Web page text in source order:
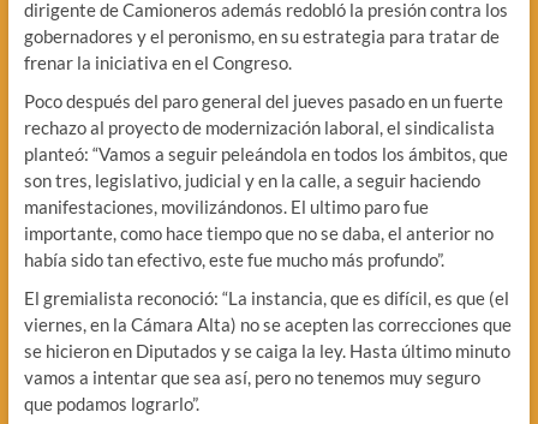
dirigente de Camioneros además redobló la presión contra los
gobernadores y el peronismo, en su estrategia para tratar de
frenar la iniciativa en el Congreso.
Poco después del paro general del jueves pasado en un fuerte
rechazo al proyecto de modernización laboral, el sindicalista
planteó: “Vamos a seguir peleándola en todos los ámbitos, que
son tres, legislativo, judicial y en la calle, a seguir haciendo
manifestaciones, movilizándonos. El ultimo paro fue
importante, como hace tiempo que no se daba, el anterior no
había sido tan efectivo, este fue mucho más profundo”.
El gremialista reconoció: “La instancia, que es difícil, es que (el
viernes, en la Cámara Alta) no se acepten las correcciones que
se hicieron en Diputados y se caiga la ley. Hasta último minuto
vamos a intentar que sea así, pero no tenemos muy seguro
que podamos lograrlo”.